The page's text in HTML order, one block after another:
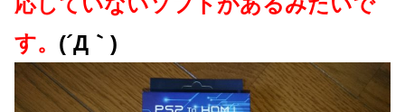
す。 (´Д｀)